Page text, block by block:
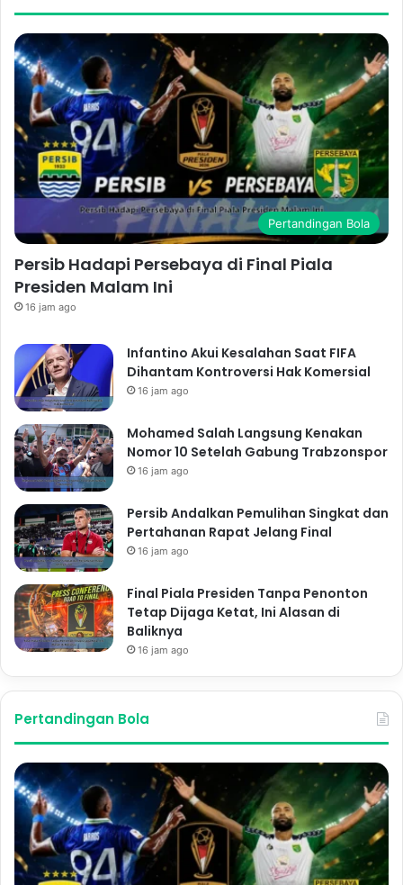
Pertandingan Bola
Persib Hadapi Persebaya di Final Piala
Presiden Malam Ini
16 jam ago
Infantino Akui Kesalahan Saat FIFA
Dihantam Kontroversi Hak Komersial
16 jam ago
Mohamed Salah Langsung Kenakan
Nomor 10 Setelah Gabung Trabzonspor
16 jam ago
Persib Andalkan Pemulihan Singkat dan
Pertahanan Rapat Jelang Final
16 jam ago
Final Piala Presiden Tanpa Penonton
Tetap Dijaga Ketat, Ini Alasan di
Baliknya
16 jam ago
Pertandingan Bola